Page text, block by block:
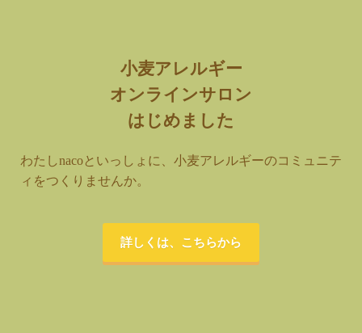
小麦アレルギー
オンラインサロン
はじめました
わたしnacoといっしょに、小麦アレルギーのコミュニテ
ィをつくりませんか。
詳しくは、こちらから